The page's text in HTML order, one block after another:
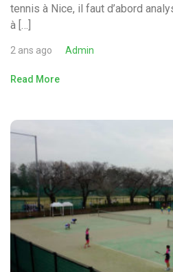
tennis à Nice, il faut d’abord
à […]
2 ans ago Admin
Read More